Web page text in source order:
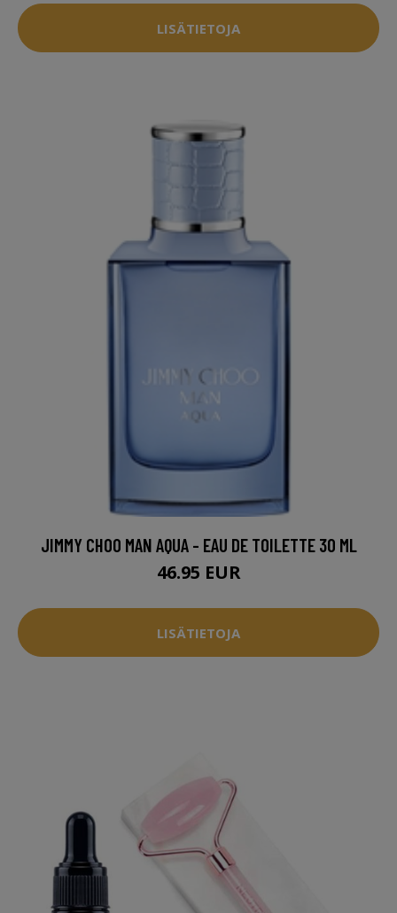
LISÄTIETOJA
JIMMY CHOO MAN AQUA - EAU DE TOILETTE 30 ML
46.95 EUR
LISÄTIETOJA